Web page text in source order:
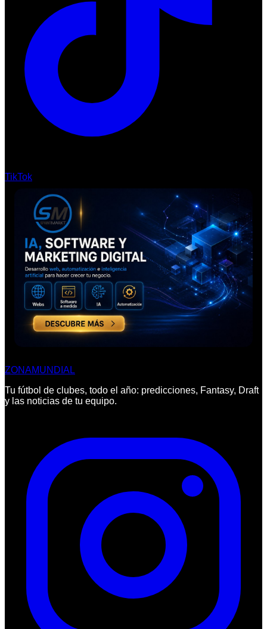
TikTok
ZONAMUNDIAL
Tu fútbol de clubes, todo el año: predicciones, Fantasy, Draft
y las noticias de tu equipo.